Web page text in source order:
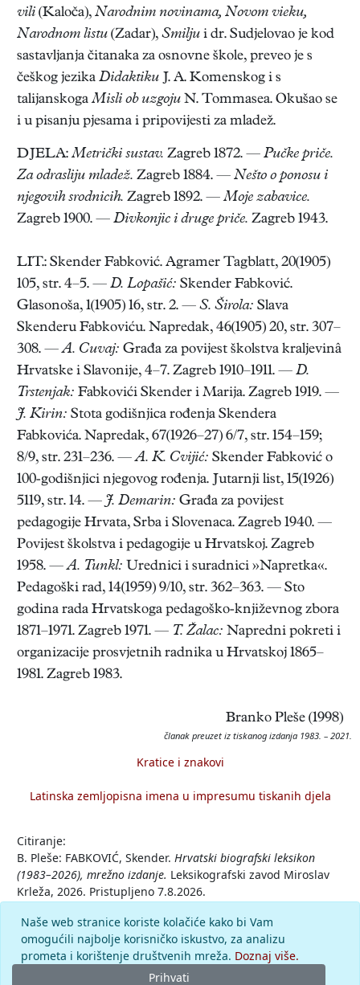
vili (Kaloča), Narodnim novinama, Novom vieku,
Narodnom listu (Zadar), Smilju i dr. Sudjelovao je kod
sastavljanja čitanaka za osnovne škole, preveo je s
češkog jezika Didaktiku J. A. Komenskog i s
talijanskogaMisli ob uzgoju N. Tommasea. Okušao se
i u pisanju pjesama i pripovijesti za mladež.
DJELA:Metrički sustav. Zagreb 1872. — Pučke priče.
Za odrasliju mladež. Zagreb 1884. — Nešto o ponosu i
njegovih srodnicih. Zagreb 1892. —Moje zabavice.
Zagreb 1900. — Divkonjic i druge priče. Zagreb 1943.
LIT.: Skender Fabković. Agramer Tagblatt, 20(1905)
105, str. 4–5. — D. Lopašić: Skender Fabković.
Glasonoša, 1(1905) 16, str. 2. — S. Širola: Slava
Skenderu Fabkoviću. Napredak, 46(1905) 20, str. 307–
308. —A. Cuvaj: Građa za povijest školstva kraljevinâ
Hrvatske i Slavonije, 4–7. Zagreb 1910–1911. — D.
Trstenjak: Fabkovići Skender i Marija. Zagreb 1919. —
J. Kirin: Stota godišnjica rođenja Skendera
Fabkovića. Napredak, 67(1926–27) 6/7, str. 154–159;
8/9, str. 231–236. —A. K. Cvijić: Skender Fabković o
100-godišnjici njegovog rođenja. Jutarnji list, 15(1926)
5119, str. 14. — J. Demarin: Građa za povijest
pedagogije Hrvata, Srba i Slovenaca. Zagreb 1940. —
Povijest školstva i pedagogije u Hrvatskoj. Zagreb
1958. —A. Tunkl: Urednici i suradnici »Napretka«.
Pedagoški rad, 14(1959) 9/10, str. 362–363. — Sto
godina rada Hrvatskoga pedagoško-književnog zbora
1871–1971. Zagreb 1971. — T. Žalac: Napredni pokreti i
organizacije prosvjetnih radnika u Hrvatskoj 1865–
1981. Zagreb 1983.
Branko Pleše (1998)
članak preuzet iz tiskanog izdanja 1983. – 2021.
Kratice i znakovi
Latinska zemljopisna imena u impresumu tiskanih djela
Citiranje:
B. Pleše: FABKOVIĆ, Skender. Hrvatski biografski leksikon
(1983–2026), mrežno izdanje. Leksikografski zavod Miroslav
Krleža, 2026. Pristupljeno 7.8.2026.
Komentar
Naše web stranice koriste kolačiće kako bi Vam
omogućili najbolje korisničko iskustvo, za analizu
prometa i korištenje društvenih mreža. Doznaj više.
Prihvati